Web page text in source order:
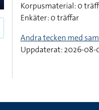
Korpusmaterial: 0
Enkäter: 0 träffar
Andra tecken med
Uppdaterat: 2026-08-